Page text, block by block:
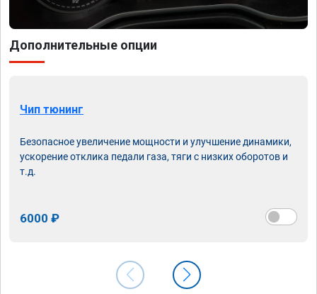
Дополнительные опции
Чип тюнинг
Безопасное увеличение мощности и улучшение динамики,
ускорение отклика педали газа, тяги с низких оборотов и
т.д.
6000 ₽